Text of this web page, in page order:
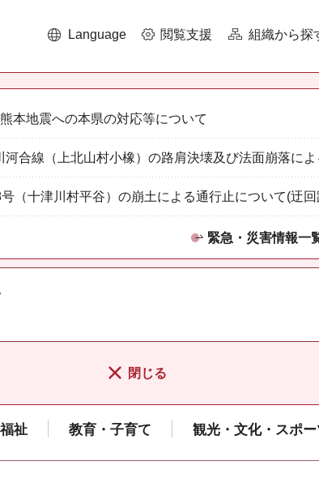
Language 閲覧支援 組織から探
本地震への本県の対応等について
河合線（上北山村小橡）の路肩決壊及び法面崩落に
（十津川村平谷）の崩土による通行止について(迂
緊急・災害情報一
閉じる
祉 教育・子育て 観光・文化・スポー